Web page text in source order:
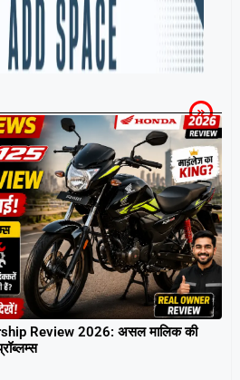
Review 2026: असल मालिक की